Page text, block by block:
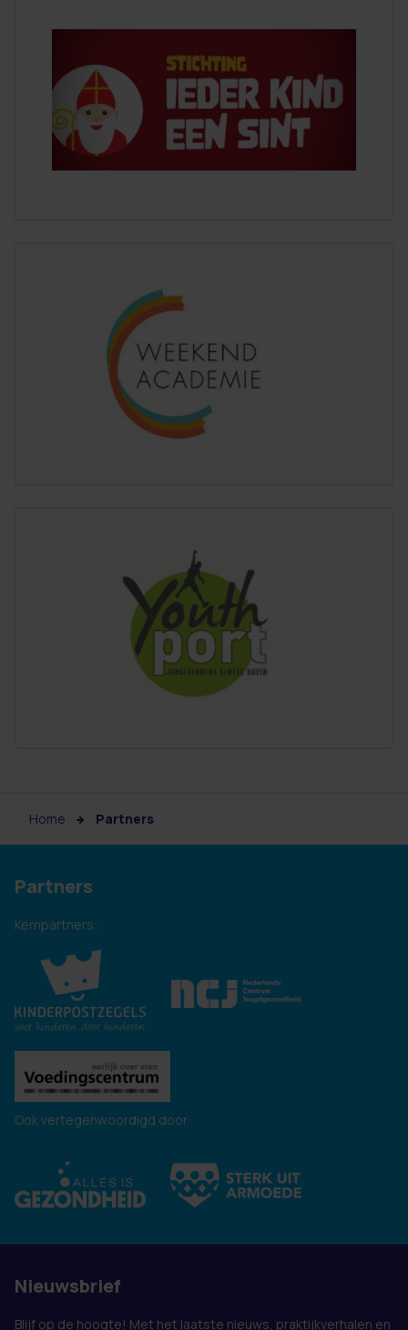
Home Partners
Partners
Kernpartners:
Ook vertegenwoordigd door:
Nieuwsbrief
Blijf op de hoogte! Met het laatste nieuws, praktijkverhalen en